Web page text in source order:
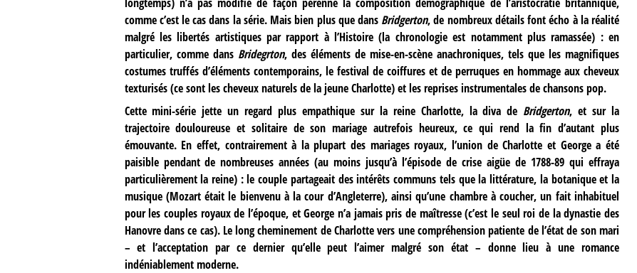
comme c’est le cas dans la série. Mais bien plus que dans Bridgerton, de nombreux détails font écho à la réalité
malgré les libertés artistiques par rapport à l’Histoire (la chronologie est notamment plus ramassée) : en
particulier, comme dans Bridegrton, des éléments de mise-en-scène anachroniques, tels que les magnifiques
costumes truffés d’éléments contemporains, le festival de coiffures et de perruques en hommage aux cheveux
texturisés (ce sont les cheveux naturels de la jeune Charlotte) et les reprises instrumentales de chansons pop.
Cette mini-série jette un regard plus empathique sur la reine Charlotte, la diva de Bridgerton, et sur la
trajectoire douloureuse et solitaire de son mariage autrefois heureux, ce qui rend la fin d’autant plus
émouvante. En effet, contrairement à la plupart des mariages royaux, l’union de Charlotte et George a été
paisible pendant de nombreuses années (au moins jusqu’à l’épisode de crise aigüe de 1788-89 qui effraya
particulièrement la reine) : le couple partageait des intérêts communs tels que la littérature, la botanique et la
musique (Mozart était le bienvenu à la cour d’Angleterre), ainsi qu’une chambre à coucher, un fait inhabituel
pour les couples royaux de l’époque, et George n’a jamais pris de maîtresse (c’est le seul roi de la dynastie des
Hanovre dans ce cas). Le long cheminement de Charlotte vers une compréhension patiente de l’état de son mari
– et l’acceptation par ce dernier qu’elle peut l’aimer malgré son état – donne lieu à une romance
indéniablement moderne.